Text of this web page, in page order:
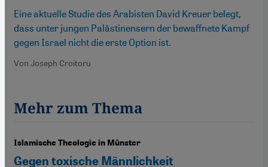
Eine aktuelle Studie des Arabisten David Kreuer belegt,
dass unter jungen Palästinensern der bewaffnete Kampf
gegen Israel nicht die erste Option ist.
Von Joseph Croitoru
Mehr zum Thema
Islamische Theologie in Münster
Gegen toxische Männlichkeit